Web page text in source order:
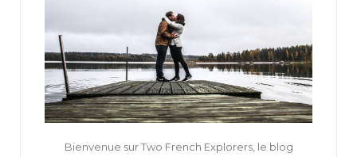
Bienvenue sur Two French Explorers, le blog